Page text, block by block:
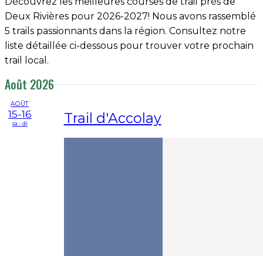
Deux Rivières pour 2026-2027! Nous avons rassemblé
5 trails passionnants dans la région. Consultez notre
liste détaillée ci-dessous pour trouver votre prochain
trail local.
Août 2026
AOÛT
15-16
sa - di Trail d'Accolay